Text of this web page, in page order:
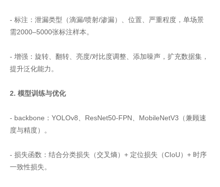
- 标注：泄漏类型（滴漏/喷射/渗漏）、位置、严重程度，单场景
需2000–5000张标注样本。
- 增强：旋转、翻转、亮度/对比度调整、添加噪声，扩充数据集，
提升泛化能力。
2. 模型训练与优化
- backbone：YOLOv8、ResNet50-FPN、MobileNetV3（兼顾速
度与精度）。
- 损失函数：结合分类损失（交叉熵）+ 定位损失（CIoU）+ 时序
一致性损失。